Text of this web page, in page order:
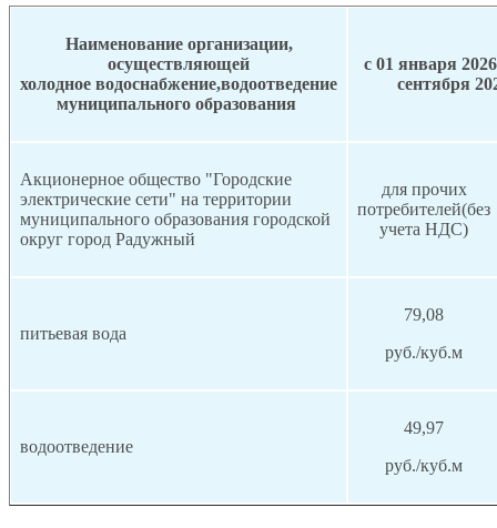
Наименование организации,
осуществляющей
холодное водоснабжение,водоотведение
муниципального образования
с 01 января
сентября
Акционерное общество "Городские
электрические сети" на территории
муниципального образования городской
округ город Радужный
для прочих
потребителей(без
учета НДС)
питьевая вода
79,08
руб./куб.м
водоотведение
49,97
руб./куб.м